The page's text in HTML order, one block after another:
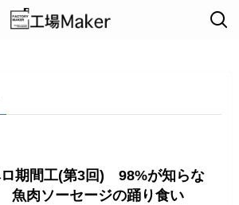
期間工(第3回) 98%が知らな
魚肉ソーセージの踊り食い